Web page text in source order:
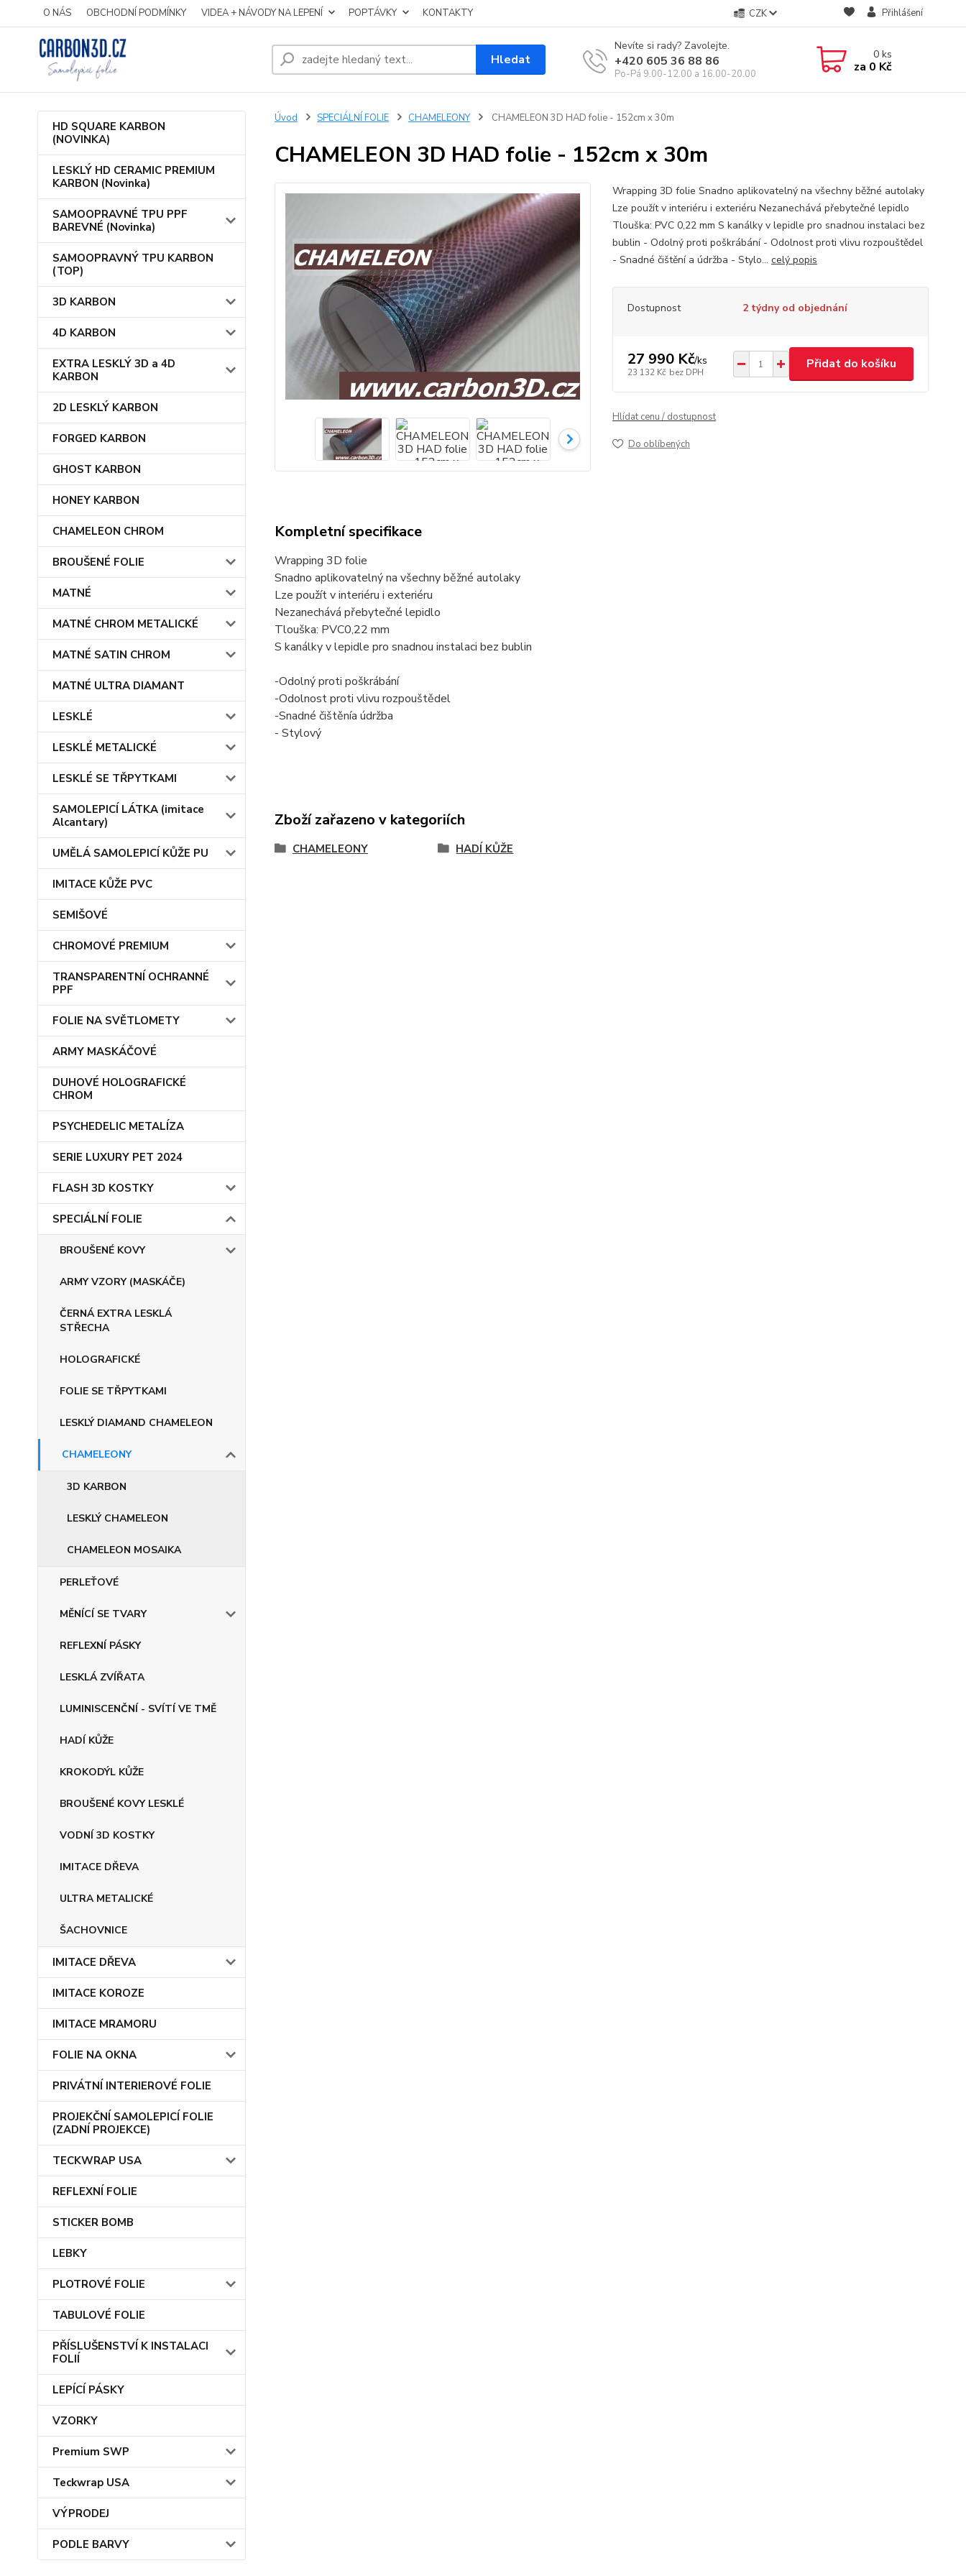
O NÁS OBCHODNÍ PODMÍNKY VIDEA + NÁVODY NA LEPENÍ POPTÁVKY KONTAKTY CZK Přihlášení
Hledat
Nevíte si rady? Zavolejte.
+420 605 36 88 86
Po-Pá 9.00-12.00 a 16.00-20.00
0ks
za 0 Kč
HD SQUARE KARBON
(NOVINKA)
LESKLÝ HD CERAMIC PREMIUM
KARBON (Novinka)
SAMOOPRAVNÉ TPU PPF
BAREVNÉ (Novinka)
SAMOOPRAVNÝ TPU KARBON
(TOP)
3D KARBON
4D KARBON
EXTRA LESKLÝ 3D a 4D
KARBON
2D LESKLÝ KARBON
FORGED KARBON
GHOST KARBON
HONEY KARBON
CHAMELEON CHROM
BROUŠENÉ FOLIE
MATNÉ
MATNÉ CHROM METALICKÉ
MATNÉ SATIN CHROM
MATNÉ ULTRA DIAMANT
LESKLÉ
LESKLÉ METALICKÉ
LESKLÉ SE TŘPYTKAMI
SAMOLEPICÍ LÁTKA (imitace
Alcantary)
UMĚLÁ SAMOLEPICÍ KŮŽE PU
IMITACE KŮŽE PVC
SEMIŠOVÉ
CHROMOVÉ PREMIUM
TRANSPARENTNÍ OCHRANNÉ
PPF
FOLIE NA SVĚTLOMETY
ARMY MASKÁČOVÉ
DUHOVÉ HOLOGRAFICKÉ
CHROM
PSYCHEDELIC METALÍZA
SERIE LUXURY PET 2024
FLASH 3D KOSTKY
SPECIÁLNÍ FOLIE
BROUŠENÉ KOVY
ARMY VZORY (MASKÁČE)
ČERNÁ EXTRA LESKLÁ
STŘECHA
HOLOGRAFICKÉ
FOLIE SE TŘPYTKAMI
LESKLÝ DIAMAND CHAMELEON
CHAMELEONY
3D KARBON
LESKLÝ CHAMELEON
CHAMELEON MOSAIKA
PERLEŤOVÉ
MĚNÍCÍ SE TVARY
REFLEXNÍ PÁSKY
LESKLÁ ZVÍŘATA
LUMINISCENČNÍ - SVÍTÍ VE TMĚ
HADÍ KŮŽE
KROKODÝL KŮŽE
BROUŠENÉ KOVY LESKLÉ
VODNÍ 3D KOSTKY
IMITACE DŘEVA
ULTRA METALICKÉ
ŠACHOVNICE
IMITACE DŘEVA
IMITACE KOROZE
IMITACE MRAMORU
FOLIE NA OKNA
PRIVÁTNÍ INTERIEROVÉ FOLIE
PROJEKČNÍ SAMOLEPICÍ FOLIE
(ZADNÍ PROJEKCE)
TECKWRAP USA
REFLEXNÍ FOLIE
STICKER BOMB
LEBKY
PLOTROVÉ FOLIE
TABULOVÉ FOLIE
PŘÍSLUŠENSTVÍ K INSTALACI
FOLIÍ
LEPÍCÍ PÁSKY
VZORKY
Premium SWP
Teckwrap USA
VÝPRODEJ
PODLE BARVY
Úvod SPECIÁLNÍ FOLIE CHAMELEONY CHAMELEON 3D HAD folie - 152cm x 30m
CHAMELEON 3D HAD folie - 152cm x 30m
Wrapping 3D folie Snadno aplikovatelný na všechny běžné autolaky
Lze použít v interiéru i exteriéru Nezanechává přebytečné lepidlo
Tlouška: PVC 0,22 mm S kanálky v lepidle pro snadnou instalaci bez
bublin - Odolný proti poškrábání - Odolnost proti vlivu rozpouštědel
- Snadné čištění a údržba - Stylo... celý popis
Dostupnost 2 týdny od objednání
27 990 Kč/ks
23 132 Kč bez DPH
Přidat do košíku
Hlídat cenu / dostupnost
Do oblíbených
Kompletní specifikace
Wrapping 3D folie
Snadno aplikovatelný na všechny běžné autolaky
Lze použít v interiéru i exteriéru
Nezanechává přebytečné lepidlo
Tlouška: PVC0,22 mm
S kanálky v lepidle pro snadnou instalaci bez bublin
-Odolný proti poškrábání
-Odolnost proti vlivu rozpouštědel
-Snadné čištěnía údržba
- Stylový
Zboží zařazeno v kategoriích
CHAMELEONY HADÍ KŮŽE